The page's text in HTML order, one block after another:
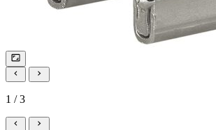
1 / 3